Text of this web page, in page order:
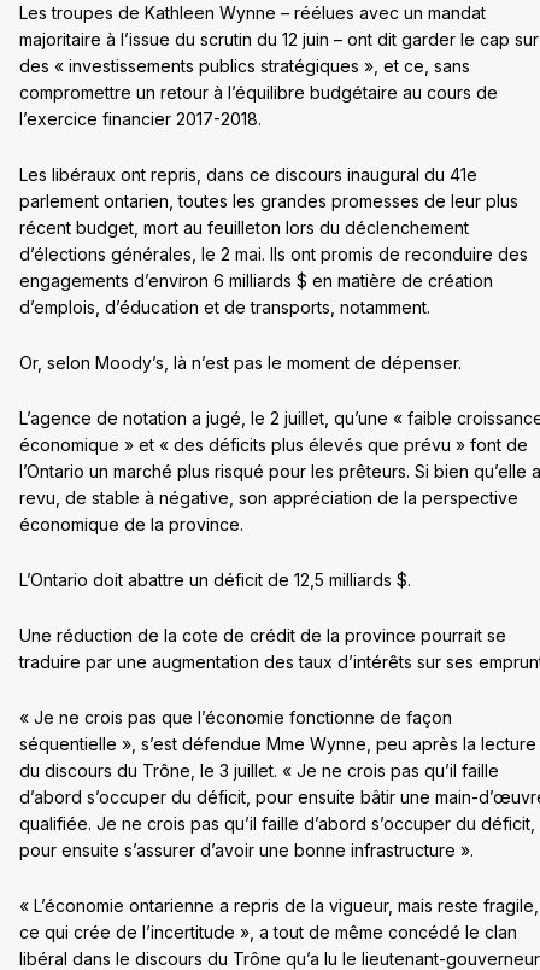
Les troupes de Kathleen Wynne – réélues avec un mandat
majoritaire à l’issue du scrutin du 12 juin – ont dit garder le cap sur
des « investissements publics stratégiques », et ce, sans
compromettre un retour à l’équilibre budgétaire au cours de
l’exercice financier 2017-2018.
Les libéraux ont repris, dans ce discours inaugural du 41e
parlement ontarien, toutes les grandes promesses de leur plus
récent budget, mort au feuilleton lors du déclenchement
d’élections générales, le 2 mai. Ils ont promis de reconduire des
engagements d’environ 6 milliards $ en matière de création
d’emplois, d’éducation et de transports, notamment.
Or, selon Moody’s, là n’est pas le moment de dépenser.
L’agence de notation a jugé, le 2 juillet, qu’une « faible
économique » et « des déficits plus élevés que prévu » font de
l’Ontario un marché plus risqué pour les prêteurs. Si bien qu’elle a
revu, de stable à négative, son appréciation de la perspective
économique de la province.
L’Ontario doit abattre un déficit de 12,5 milliards $.
Une réduction de la cote de crédit de la province pourrait se
traduire par une augmentation des taux d’intérêts sur ses
« Je ne crois pas que l’économie fonctionne de façon
séquentielle », s’est défendue Mme Wynne, peu après la lecture
du discours du Trône, le 3 juillet. « Je ne crois pas qu’il faille
d’abord s’occuper du déficit, pour ensuite bâtir une main-
qualifiée. Je ne crois pas qu’il faille d’abord s’occuper du déficit,
pour ensuite s’assurer d’avoir une bonne infrastructure ».
« L’économie ontarienne a repris de la vigueur, mais reste fragile,
ce qui crée de l’incertitude », a tout de même concédé le clan
libéral dans le discours du Trône qu’a lu le lieutenant-gouverneur